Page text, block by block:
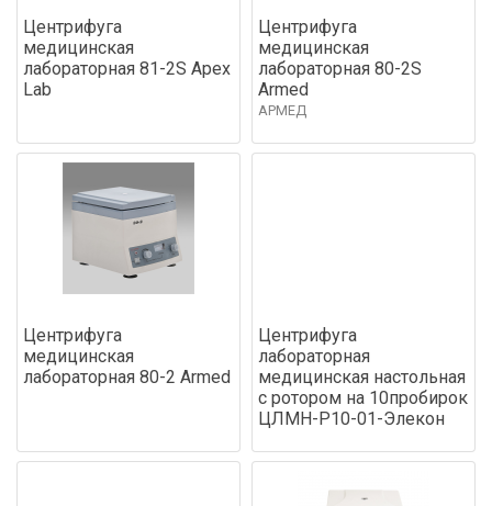
Центрифуга
медицинская
лабораторная 81-2S Apex
Lab
Центрифуга
медицинская
лабораторная 80-2S
Armed
АРМЕД
Центрифуга
медицинская
лабораторная 80-2 Аrmed
Центрифуга
лабораторная
медицинская настольная
с ротором на 10пробирок
ЦЛМН-Р10-01-Элекон